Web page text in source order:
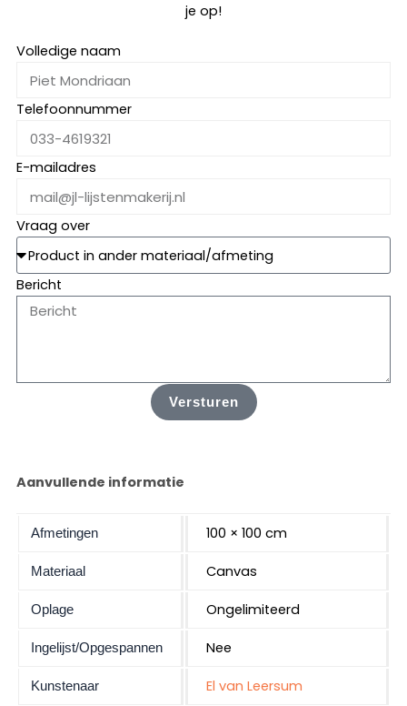
je op!
Volledige naam
Telefoonnummer
E-mailadres
Vraag over
Bericht
Versturen
Aanvullende informatie
Afmetingen 100 × 100 cm
Materiaal Canvas
Oplage Ongelimiteerd
Ingelijst/Opgespannen Nee
Kunstenaar El van Leersum